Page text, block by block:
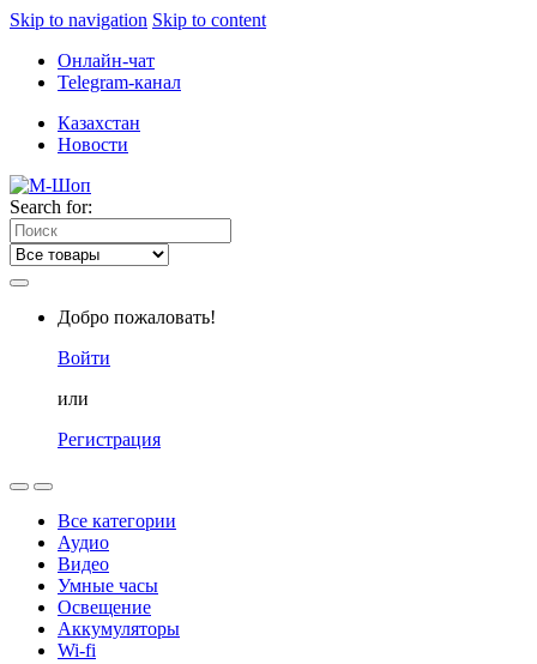
Skip to navigation Skip to content
Онлайн-чат
Telegram-канал
Казахстан
Новости
Search for:
Добро пожаловать!
Войти
или
Регистрация
Все категории
Аудио
Видео
Умные часы
Освещение
Аккумуляторы
Wi-fi